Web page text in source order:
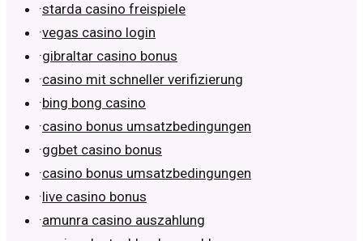
·starda casino freispiele
·vegas casino login
·gibraltar casino bonus
·casino mit schneller verifizierung
·bing bong casino
·casino bonus umsatzbedingungen
·ggbet casino bonus
·casino bonus umsatzbedingungen
·live casino bonus
·amunra casino auszahlung